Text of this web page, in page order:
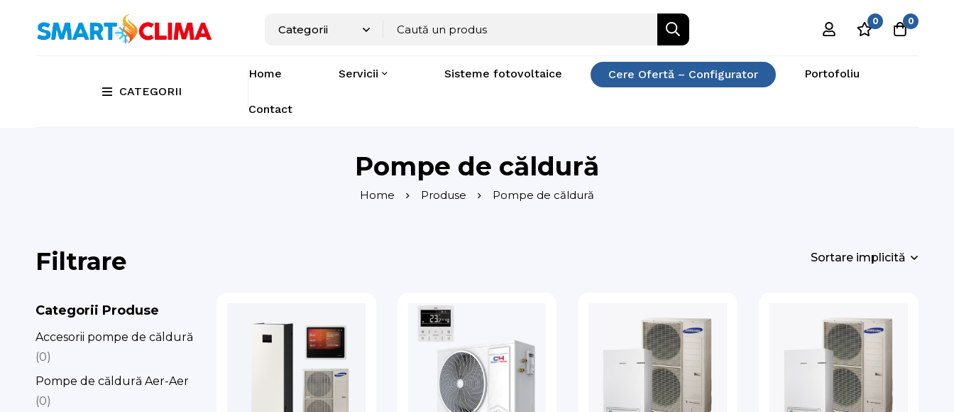
0 0
CATEGORII
Home Servicii Sisteme fotovoltaice Cere Ofertă – Configurator Portofoliu
Contact
Pompe de căldură
Home Produse Pompe de căldură
Filtrare
Accesorii pompe de căldură
0
Pompe de căldură Aer-Aer
0
Sortare implicită